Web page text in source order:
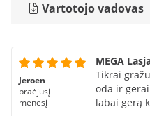
Vartotojo vadovas
Jeroen
praėjusį
mėnesį
MEGA
Tikrai
oda ir
labai gerą